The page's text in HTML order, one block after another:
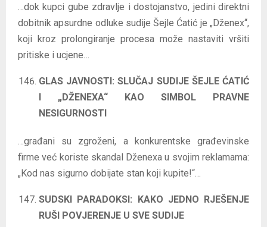
…dok kupci gube zdravlje i dostojanstvo, jedini direktni
dobitnik apsurdne odluke sudije Šejle Ćatić je „Dženex“,
koji kroz prolongiranje procesa može nastaviti vršiti
pritiske i ucjene…
GLAS JAVNOSTI: SLUČAJ SUDIJE ŠEJLE ĆATIĆ
I „DŽENEXA“ KAO SIMBOL PRAVNE
NESIGURNOSTI
…građani su zgroženi, a konkurentske građevinske
firme već koriste skandal Dženexa u svojim reklamama:
„Kod nas sigurno dobijate stan koji kupite!“…
SUDSKI PARADOKSI: KAKO JEDNO RJEŠENJE
RUŠI POVJERENJE U SVE SUDIJE